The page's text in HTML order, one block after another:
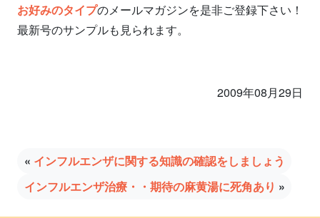
お好みのタイプのメールマガジンを是非ご登録下さい！
最新号のサンプルも見られます。
2009年08月29日
« インフルエンザに関する知識の確認をしましょう
インフルエンザ治療・・期待の麻黄湯に死角あり »